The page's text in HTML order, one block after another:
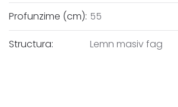
Profunzime (cm): 55
Structura: Lemn masiv fag